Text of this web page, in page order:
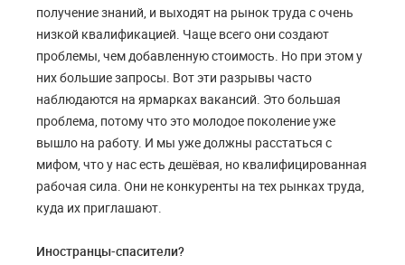
получение знаний, и выходят на рынок труда с очень
низкой квалификацией. Чаще всего они создают
проблемы, чем добавленную стоимость. Но при этом у
них большие запросы. Вот эти разрывы часто
наблюдаются на ярмарках вакансий. Это большая
проблема, потому что это молодое поколение уже
вышло на работу. И мы уже должны расстаться с
мифом, что у нас есть дешёвая, но квалифицированная
рабочая сила. Они не конкуренты на тех рынках труда,
куда их приглашают.
Иностранцы-спасители?